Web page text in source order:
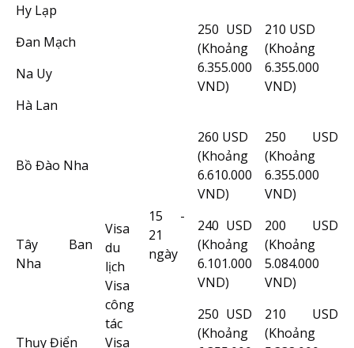
Visa
du
lịch
Visa
công
tác
Visa
15 -
21
ngày
Hy Lạp
250 USD
(Khoảng
6.355.000
VND)
210 USD
(Khoảng
6.355.000
VND)
Đan Mạch
Na Uy
Hà Lan
Bồ Đào Nha
260 USD
(Khoảng
6.610.000
VND)
250 USD
(Khoảng
6.355.000
VND)
Tây Ban
Nha
240 USD
(Khoảng
6.101.000
VND)
200 USD
(Khoảng
5.084.000
VND)
Thụy Điển
250 USD
(Khoảng
210 USD
(Khoảng